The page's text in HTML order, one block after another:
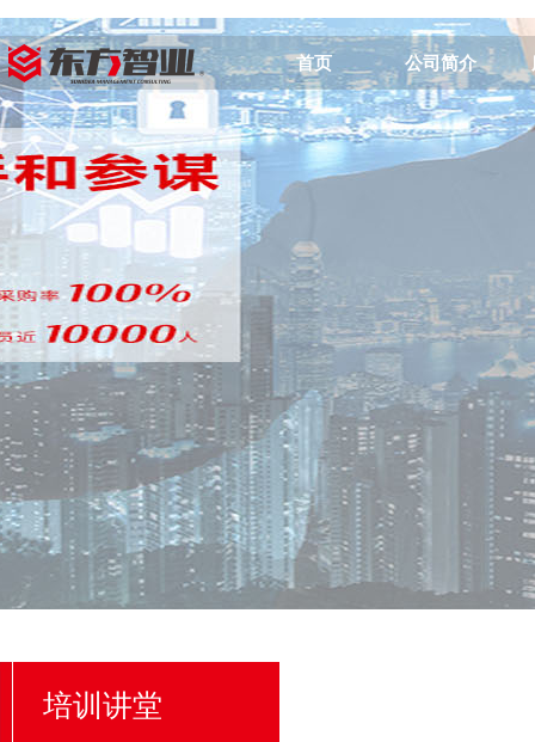
首页 公司简介
培训讲堂